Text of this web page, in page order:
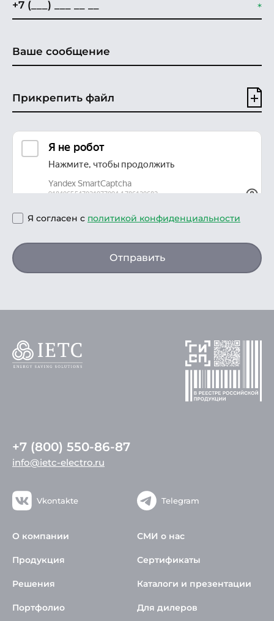
Прикрепить файл
Я согласен с политикой конфиденциальности
Отправить
+7 (800) 550-86-87
info@ietc-electro.ru
Vkontakte Telegram
О компании
Продукция
Решения
Портфолио
СМИ о нас
Сертификаты
Каталоги и презентации
Для дилеров